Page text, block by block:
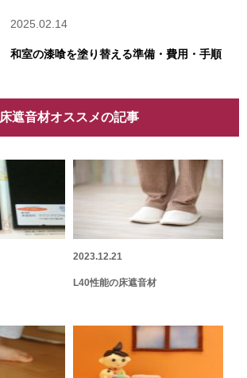
2025.02.14
和室の漆喰を塗り替える準備・費用・手順
床遮音材オススメの記事
2023.12.21
L40性能の床遮音材